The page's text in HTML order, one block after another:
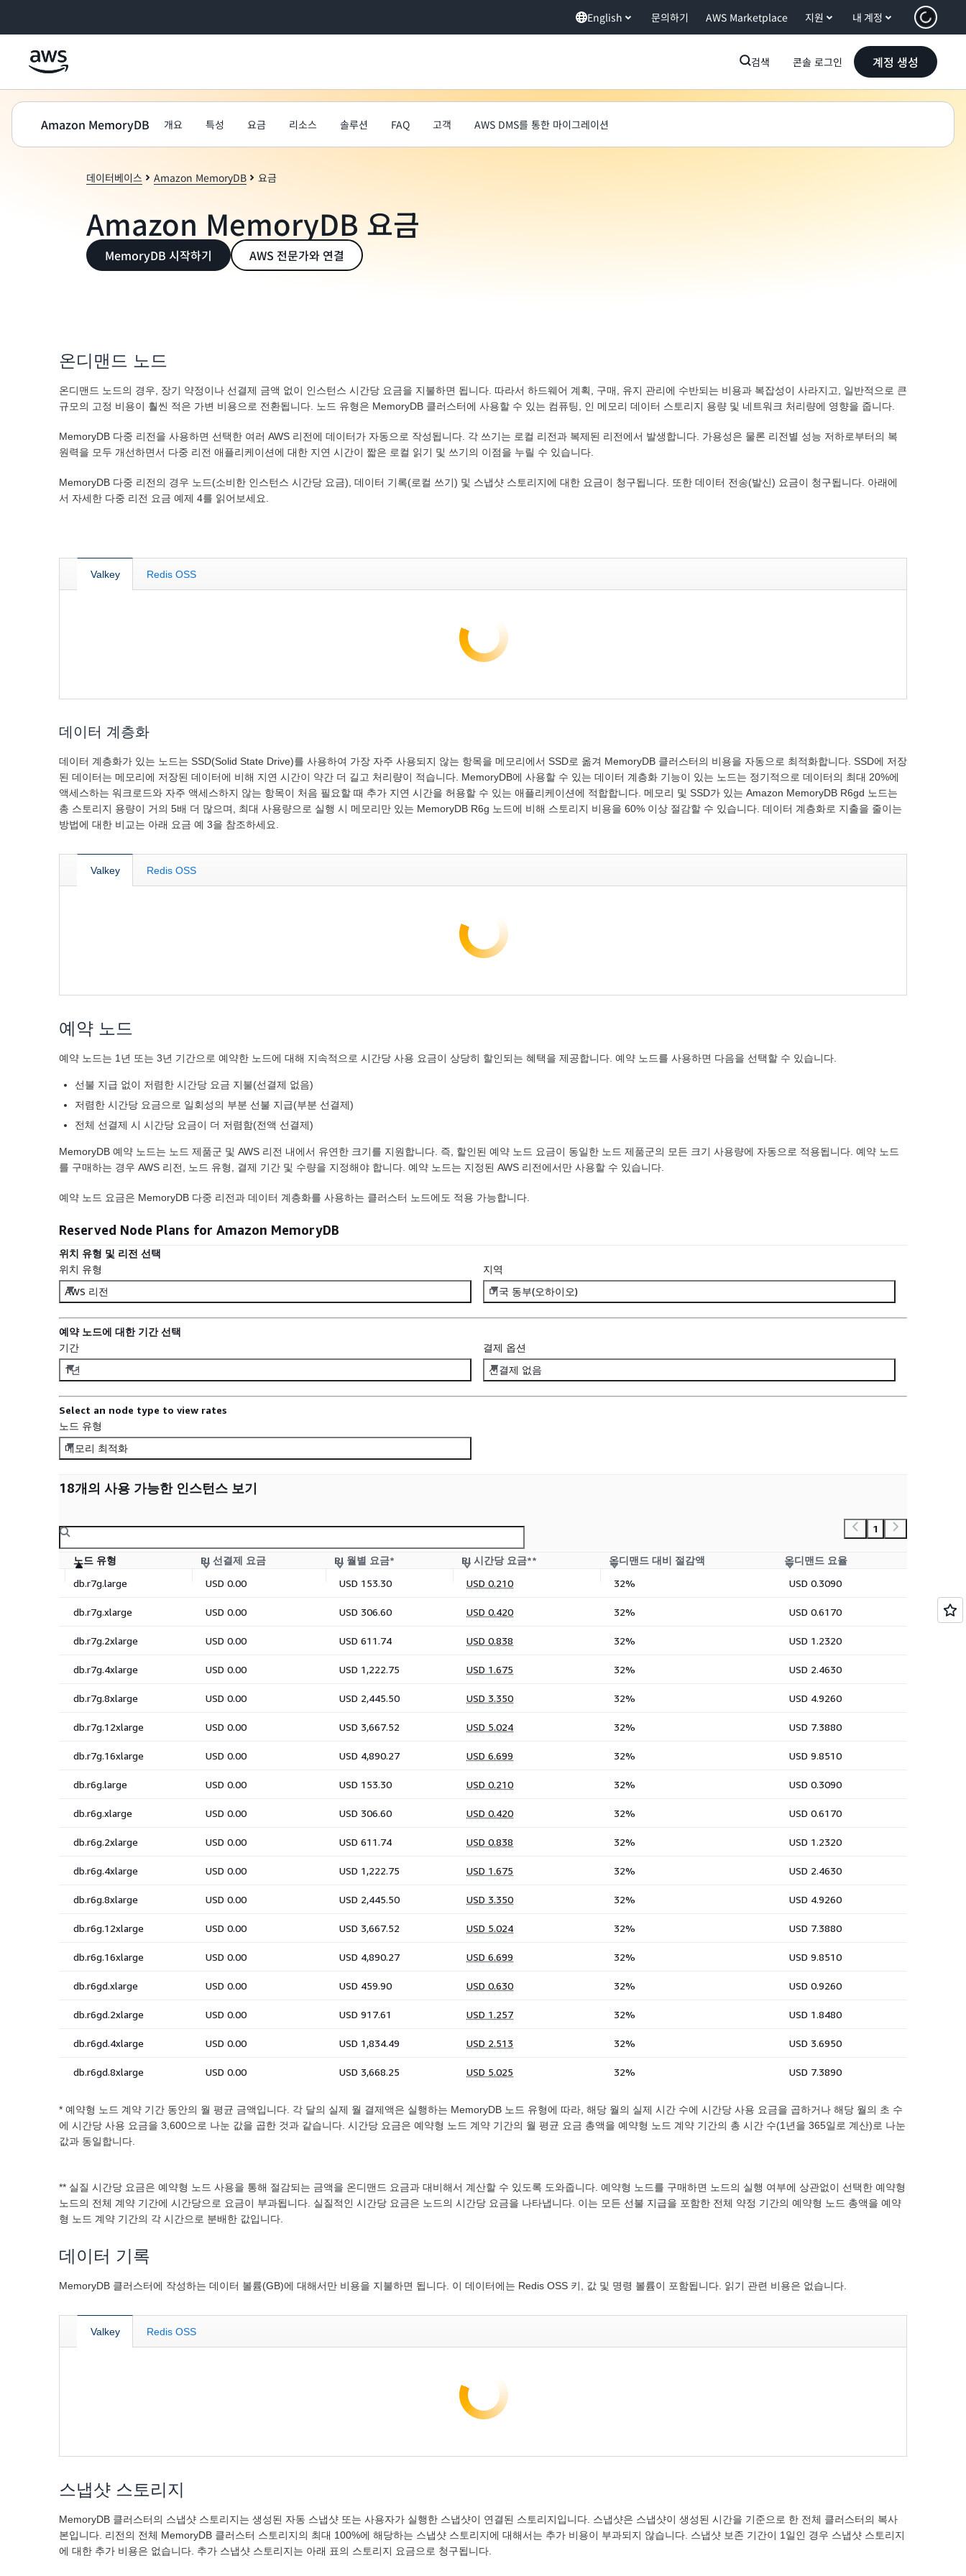
English 문의하기 AWS Marketplace 지원 내 계정
검색 콘솔 로그인 계정 생성
Amazon MemoryDB 개요 특성 요금 리소스 솔루션 FAQ 고객 AWS DMS를 통한 마이그레이션
데이터베이스 Amazon MemoryDB 요금
Amazon MemoryDB 요금
MemoryDB 시작하기 AWS 전문가와 연결
온디맨드 노드
온디맨드 노드의 경우, 장기 약정이나 선결제 금액 없이 인스턴스 시간당 요금을 지불하면 됩니다. 따라서 하드웨어 계획, 구매, 유지 관리에 수반되는 비용과 복잡성이 사라지고, 일반적으로 큰
규모의 고정 비용이 훨씬 적은 가변 비용으로 전환됩니다. 노드 유형은 MemoryDB 클러스터에 사용할 수 있는 컴퓨팅, 인 메모리 데이터 스토리지 용량 및 네트워크 처리량에 영향을 줍니다.
MemoryDB 다중 리전을 사용하면 선택한 여러 AWS 리전에 데이터가 자동으로 작성됩니다. 각 쓰기는 로컬 리전과 복제된 리전에서 발생합니다. 가용성은 물론 리전별 성능 저하로부터의 복
원력을 모두 개선하면서 다중 리전 애플리케이션에 대한 지연 시간이 짧은 로컬 읽기 및 쓰기의 이점을 누릴 수 있습니다.
MemoryDB 다중 리전의 경우 노드(소비한 인스턴스 시간당 요금), 데이터 기록(로컬 쓰기) 및 스냅샷 스토리지에 대한 요금이 청구됩니다. 또한 데이터 전송(발신) 요금이 청구됩니다. 아래에
서 자세한 다중 리전 요금 예제 4를 읽어보세요.
Valkey Redis OSS
데이터 계층화
데이터 계층화가 있는 노드는 SSD(Solid State Drive)를 사용하여 가장 자주 사용되지 않는 항목을 메모리에서 SSD로 옮겨 MemoryDB 클러스터의 비용을 자동으로 최적화합니다. SSD에 저장
된 데이터는 메모리에 저장된 데이터에 비해 지연 시간이 약간 더 길고 처리량이 적습니다. MemoryDB에 사용할 수 있는 데이터 계층화 기능이 있는 노드는 정기적으로 데이터의 최대 20%에
액세스하는 워크로드와 자주 액세스하지 않는 항목이 처음 필요할 때 추가 지연 시간을 허용할 수 있는 애플리케이션에 적합합니다. 메모리 및 SSD가 있는 Amazon MemoryDB R6gd 노드는
총 스토리지 용량이 거의 5배 더 많으며, 최대 사용량으로 실행 시 메모리만 있는 MemoryDB R6g 노드에 비해 스토리지 비용을 60% 이상 절감할 수 있습니다. 데이터 계층화로 지출을 줄이는
방법에 대한 비교는 아래 요금 예 3을 참조하세요.
Valkey Redis OSS
예약 노드
예약 노드는 1년 또는 3년 기간으로 예약한 노드에 대해 지속적으로 시간당 사용 요금이 상당히 할인되는 혜택을 제공합니다. 예약 노드를 사용하면 다음을 선택할 수 있습니다.
선불 지급 없이 저렴한 시간당 요금 지불(선결제 없음)
저렴한 시간당 요금으로 일회성의 부분 선불 지급(부분 선결제)
전체 선결제 시 시간당 요금이 더 저렴함(전액 선결제)
MemoryDB 예약 노드는 노드 제품군 및 AWS 리전 내에서 유연한 크기를 지원합니다. 즉, 할인된 예약 노드 요금이 동일한 노드 제품군의 모든 크기 사용량에 자동으로 적용됩니다. 예약 노드
를 구매하는 경우 AWS 리전, 노드 유형, 결제 기간 및 수량을 지정해야 합니다. 예약 노드는 지정된 AWS 리전에서만 사용할 수 있습니다.
예약 노드 요금은 MemoryDB 다중 리전과 데이터 계층화를 사용하는 클러스터 노드에도 적용 가능합니다.
* 예약형 노드 계약 기간 동안의 월 평균 금액입니다. 각 달의 실제 월 결제액은 실행하는 MemoryDB 노드 유형에 따라, 해당 월의 실제 시간 수에 시간당 사용 요금을 곱하거나 해당 월의 초 수
에 시간당 사용 요금을 3,600으로 나눈 값을 곱한 것과 같습니다. 시간당 요금은 예약형 노드 계약 기간의 월 평균 요금 총액을 예약형 노드 계약 기간의 총 시간 수(1년을 365일로 계산)로 나눈
값과 동일합니다.
** 실질 시간당 요금은 예약형 노드 사용을 통해 절감되는 금액을 온디맨드 요금과 대비해서 계산할 수 있도록 도와줍니다. 예약형 노드를 구매하면 노드의 실행 여부에 상관없이 선택한 예약형
노드의 전체 계약 기간에 시간당으로 요금이 부과됩니다. 실질적인 시간당 요금은 노드의 시간당 요금을 나타냅니다. 이는 모든 선불 지급을 포함한 전체 약정 기간의 예약형 노드 총액을 예약
형 노드 계약 기간의 각 시간으로 분배한 값입니다.
데이터 기록
MemoryDB 클러스터에 작성하는 데이터 볼륨(GB)에 대해서만 비용을 지불하면 됩니다. 이 데이터에는 Redis OSS 키, 값 및 명령 볼륨이 포함됩니다. 읽기 관련 비용은 없습니다.
Valkey Redis OSS
스냅샷 스토리지
MemoryDB 클러스터의 스냅샷 스토리지는 생성된 자동 스냅샷 또는 사용자가 실행한 스냅샷이 연결된 스토리지입니다. 스냅샷은 스냅샷이 생성된 시간을 기준으로 한 전체 클러스터의 복사
본입니다. 리전의 전체 MemoryDB 클러스터 스토리지의 최대 100%에 해당하는 스냅샷 스토리지에 대해서는 추가 비용이 부과되지 않습니다. 스냅샷 보존 기간이 1일인 경우 스냅샷 스토리지
에 대한 추가 비용은 없습니다. 추가 스냅샷 스토리지는 아래 표의 스토리지 요금으로 청구됩니다.